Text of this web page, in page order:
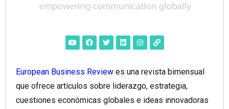
European Business Review es una revista bimensual
que ofrece artículos sobre liderazgo, estrategia,
cuestiones económicas globales e ideas innovadoras